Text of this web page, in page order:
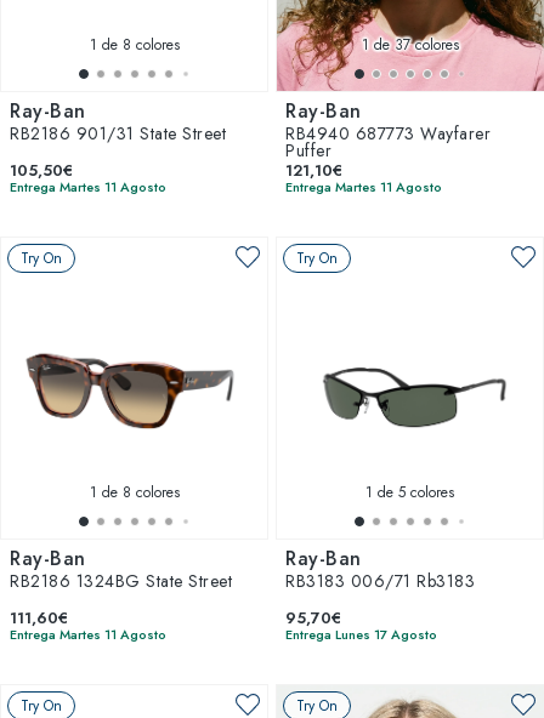
1 de 8 colores
Ray-Ban
RB2186 901/31 State Street
105,50€
Entrega Martes 11 Agosto
1de 37 colores
Ray-Ban
RB4940 687773 Wayfarer
Puffer
121,10€
Entrega Martes 11 Agosto
Try On
1 de 8 colores
Ray-Ban
RB2186 1324BG State Street
111,60€
Entrega Martes 11 Agosto
Try On
1 de 5 colores
Ray-Ban
RB3183 006/71 Rb3183
95,70€
Entrega Lunes 17 Agosto
Try On Try On